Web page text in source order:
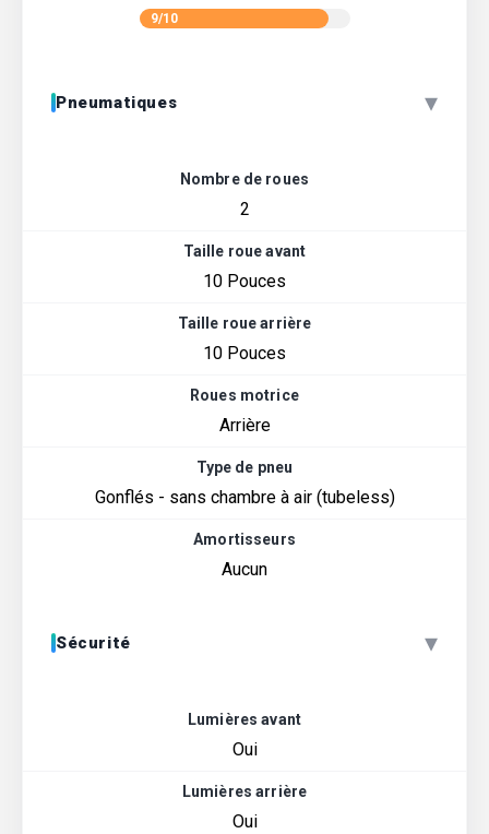
9/10
Pneumatiques ▾
Nombre de roues
2
Taille roue avant
10 Pouces
Taille roue arrière
10 Pouces
Roues motrice
Arrière
Type de pneu
Gonflés - sans chambre à air (tubeless)
Amortisseurs
Aucun
Sécurité ▾
Lumières avant
Oui
Lumières arrière
Oui